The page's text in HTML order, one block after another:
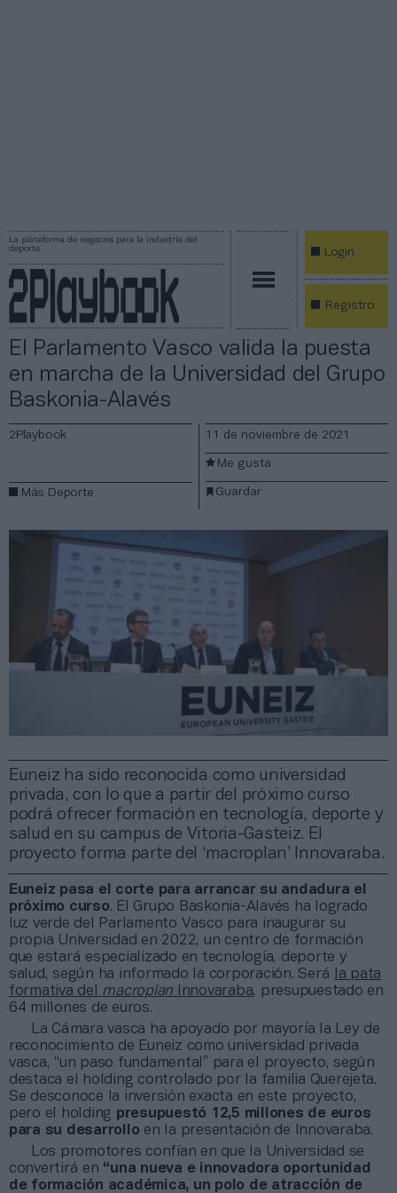
La plataforma de negocios para la industria del
deporte
Login
Registro
El Parlamento Vasco valida la puesta
en marcha de la Universidad del Grupo
Baskonia-Alavés
Euneiz ha sido reconocida como universidad
privada, con lo que a partir del próximo curso
podrá ofrecer formación en tecnología, deporte y
salud en su campus de Vitoria-Gasteiz. El
proyecto forma parte del ‘macroplan’ Innovaraba.
2Playbook
Más Deporte
11 de noviembre de 2021
Guardar
Me gusta
Euneiz pasa el corte para arrancar su andadura el
próximo curso. El Grupo Baskonia-Alavés ha logrado
luz verde del Parlamento Vasco para inaugurar su
propia Universidad en 2022, un centro de formación
que estará especializado en tecnología, deporte y
salud, según ha informado la corporación. Será
la pata
formativa del
macroplan Innovaraba, presupuestado en
64 millones de euros.
La Cámara vasca ha apoyado por mayoría la Ley de
reconocimiento de Euneiz como universidad privada
vasca, “un paso fundamental” para el proyecto, según
destaca el holding controlado por la familia Querejeta.
Se desconoce la inversión exacta en este proyecto,
pero el holding presupuestó 12,5 millones de euros
para su desarrollo en la presentación de Innovaraba.
Los promotores confían en que la Universidad se
convertirá en “una nueva e innovadora oportunidad
de formación académica, un polo de atracción de